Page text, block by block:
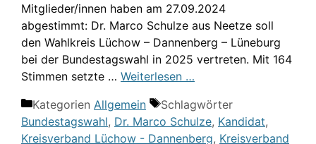
Mitglieder/innen haben am 27.09.2024
abgestimmt: Dr. Marco Schulze aus Neetze soll
den Wahlkreis Lüchow – Dannenberg – Lüneburg
bei der Bundestagswahl in 2025 vertreten. Mit 164
Stimmen setzte … Weiterlesen …
Kategorien Allgemein
Schlagwörter
Bundestagswahl, Dr. Marco Schulze, Kandidat,
Kreisverband Lüchow - Dannenberg, Kreisverband